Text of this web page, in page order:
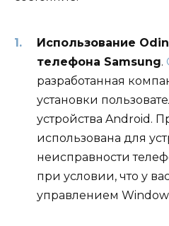
Использование
телефона Samsung.
разработанная
установки
устройства Android.
использована для
неисправности
при условии, что у
управлением